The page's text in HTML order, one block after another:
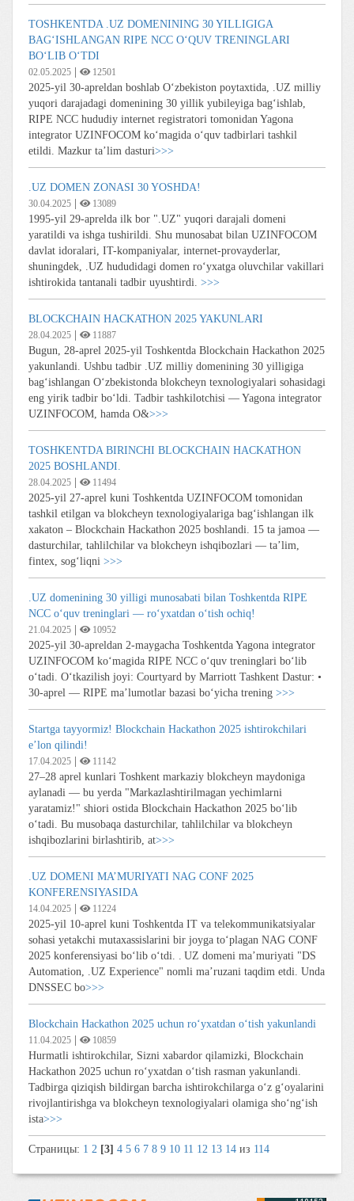
TOSHKENTDA .UZ DOMENINING 30 YILLIGIGA
BAG‘ISHLANGAN RIPE NCC O‘QUV TRENINGLARI
BO‘LIB O‘TDI
02.05.2025 12501
2025-yil 30-apreldan boshlab O‘zbekiston poytaxtida, .UZ milliy
yuqori darajadagi domenining 30 yillik yubileyiga bag‘ishlab,
RIPE NCC hududiy internet registratori tomonidan Yagona
integrator UZINFOCOM ko‘magida o‘quv tadbirlari tashkil
etildi. Mazkur ta’lim dasturi>>>
.UZ DOMEN ZONASI 30 YOSHDA!
30.04.2025 13089
1995-yil 29-aprelda ilk bor ".UZ" yuqori darajali domeni
yaratildi va ishga tushirildi. Shu munosabat bilan UZINFOCOM
davlat idoralari, IT-kompaniyalar, internet-provayderlar,
shuningdek, .UZ hududidagi domen ro‘yxatga oluvchilar vakillari
ishtirokida tantanali tadbir uyushtirdi. >>>
BLOCKCHAIN HACKATHON 2025 YAKUNLARI
28.04.2025 11887
Bugun, 28-aprel 2025-yil Toshkentda Blockchain Hackathon 2025
yakunlandi. Ushbu tadbir .UZ milliy domenining 30 yilligiga
bag‘ishlangan O‘zbekistonda blokcheyn texnologiyalari sohasidagi
eng yirik tadbir bo‘ldi. Tadbir tashkilotchisi — Yagona integrator
UZINFOCOM, hamda O&>>>
TOSHKENTDA BIRINCHI BLOCKCHAIN HACKATHON
2025 BOSHLANDI.
28.04.2025 11494
2025-yil 27-aprel kuni Toshkentda UZINFOCOM tomonidan
tashkil etilgan va blokcheyn texnologiyalariga bag‘ishlangan ilk
xakaton – Blockchain Hackathon 2025 boshlandi. 15 ta jamoa —
dasturchilar, tahlilchilar va blokcheyn ishqibozlari — ta’lim,
fintex, sog‘liqni >>>
.UZ domenining 30 yilligi munosabati bilan Toshkentda RIPE
NCC o‘quv treninglari — ro‘yxatdan o‘tish ochiq!
21.04.2025 10952
2025-yil 30-apreldan 2-maygacha Toshkentda Yagona integrator
UZINFOCOM ko‘magida RIPE NCC o‘quv treninglari bo‘lib
o‘tadi. O‘tkazilish joyi: Courtyard by Marriott Tashkent Dastur: •
30-aprel — RIPE ma’lumotlar bazasi bo‘yicha trening >>>
Startga tayyormiz! Blockchain Hackathon 2025 ishtirokchilari
e’lon qilindi!
17.04.2025 11142
27–28 aprel kunlari Toshkent markaziy blokcheyn maydoniga
aylanadi — bu yerda "Markazlashtirilmagan yechimlarni
yaratamiz!" shiori ostida Blockchain Hackathon 2025 bo‘lib
o‘tadi. Bu musobaqa dasturchilar, tahlilchilar va blokcheyn
ishqibozlarini birlashtirib, at>>>
.UZ DOMENI MA’MURIYATI NAG CONF 2025
KONFERENSIYASIDA
14.04.2025 11224
2025-yil 10-aprel kuni Toshkentda IT va telekommunikatsiyalar
sohasi yetakchi mutaxassislarini bir joyga to‘plagan NAG CONF
2025 konferensiyasi bo‘lib o‘tdi. . UZ domeni ma’muriyati "DS
Automation, .UZ Experience" nomli ma’ruzani taqdim etdi. Unda
DNSSEC bo>>>
Blockchain Hackathon 2025 uchun ro‘yxatdan o‘tish yakunlandi
11.04.2025 10859
Hurmatli ishtirokchilar, Sizni xabardor qilamizki, Blockchain
Hackathon 2025 uchun ro‘yxatdan o‘tish rasman yakunlandi.
Tadbirga qiziqish bildirgan barcha ishtirokchilarga o‘z g‘oyalarini
rivojlantirishga va blokcheyn texnologiyalari olamiga sho‘ng‘ish
ista>>>
Страницы: 1 2 [3] 4 5 6 7 8 9 10 11 12 13 14 из 114